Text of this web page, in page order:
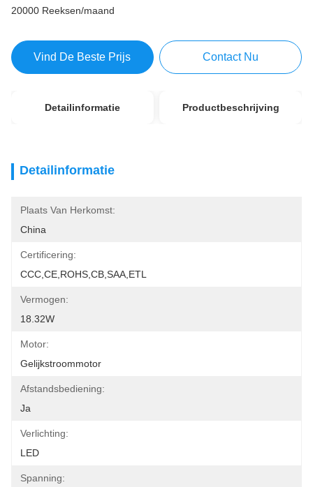
20000 Reeksen/maand
Vind De Beste Prijs Contact Nu
Detailinformatie Productbeschrijving
Detailinformatie
Plaats Van Herkomst:
China
Certificering:
CCC,CE,ROHS,CB,SAA,ETL
Vermogen:
18.32W
Motor:
Gelijkstroommotor
Afstandsbediening:
Ja
Verlichting:
LED
Spanning: